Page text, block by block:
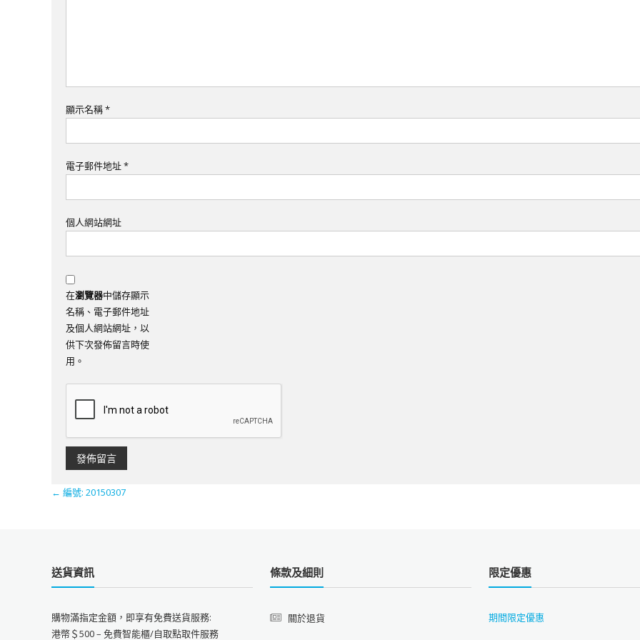
顯示名稱*
電子郵件地址*
個人網站網址
在瀏覽器中儲存顯示
名稱、電子郵件地址
及個人網站網址，以
供下次發佈留言時使
用。
← 編號: 20150307
送貨資訊
購物滿指定金額，即享有免費送貨服務:
港幣＄500 – 免費智能櫃/自取點取件服務
條款及細則
關於退貨
限定優惠
期間限定優惠